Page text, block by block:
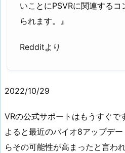
いことにPSVRに関連する
られます。』
Redditより
2022/10/29
VRの公式サポートはもうすぐ
よると最近のバイオ8アップデ
らその可能性が高まったと言われ